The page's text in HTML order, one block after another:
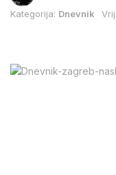
Kategorija: Dnevnik